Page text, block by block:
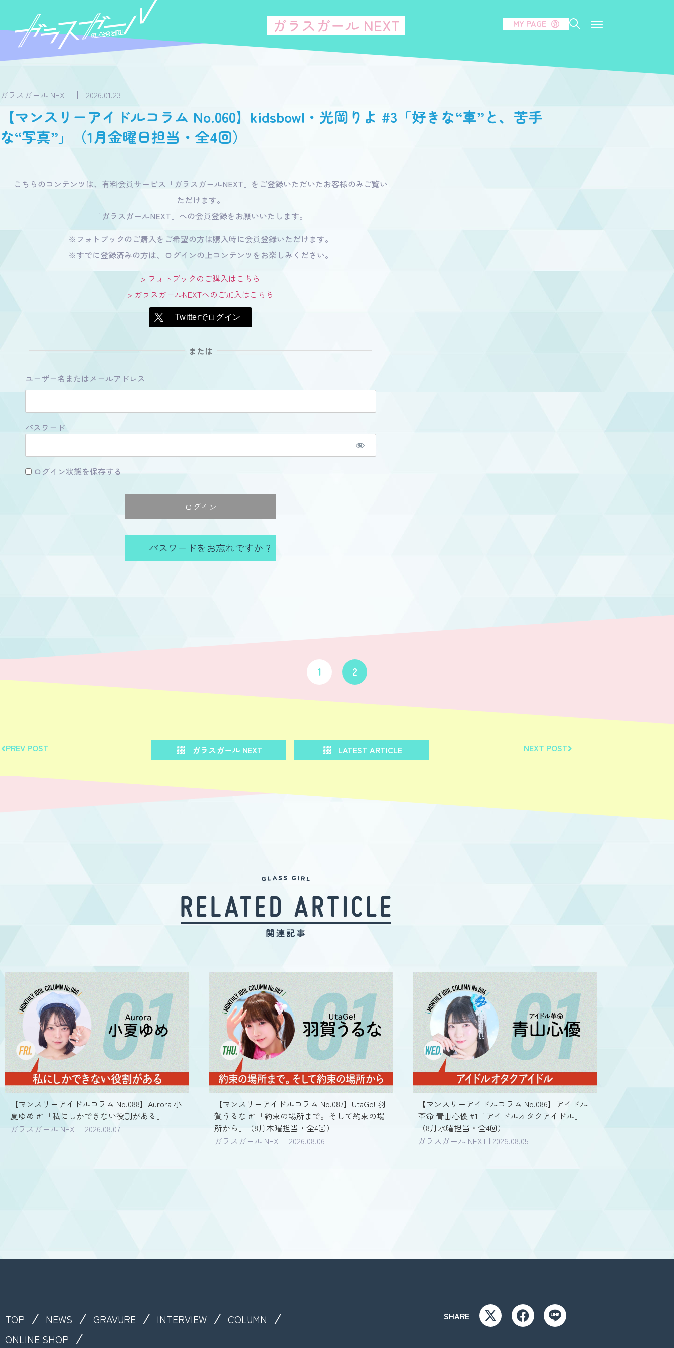
ガラスガール NEXT MY PAGE
ガラスガール NEXT 2026.01.23
【マンスリーアイドルコラム No.060】kidsbowl・光岡りよ #3「好きな“車”と、苦手
な“写真”」（1月金曜日担当・全4回）
こちらのコンテンツは、有料会員サービス「ガラスガールNEXT」をご登録いただいたお客様のみご覧い
ただけます。
「ガラスガールNEXT」への会員登録をお願いいたします。
※フォトブックのご購入をご希望の方は購入時に会員登録いただけます。
※すでに登録済みの方は、ログインの上コンテンツをお楽しみください。
> フォトブックのご購入はこちら
> ガラスガールNEXTへのご加入はこちら
Twitterでログイン
または
ユーザー名またはメールアドレス
パスワード
ログイン状態を保存する
パスワードをお忘れですか ?
1 2
ガラスガール NEXT LATEST ARTICLE
PREV POST NEXT POST
【マンスリーアイドルコラム No.088】Aurora 小
夏ゆめ #1「私にしかできない役割がある」
ガラスガール NEXT | 2026.08.07
【マンスリーアイドルコラム No.087】UtaGe! 羽
賀うるな #1「約束の場所まで。そして約束の場
所から」（8月木曜担当・全4回）
ガラスガール NEXT | 2026.08.06
【マンスリーアイドルコラム No.086】アイドル
革命 青山心優 #1「アイドルオタクアイドル」
（8月水曜担当・全4回）
ガラスガール NEXT | 2026.08.05
TOP NEWS GRAVURE INTERVIEW
COLUMN
ONLINE SHOP
SHARE